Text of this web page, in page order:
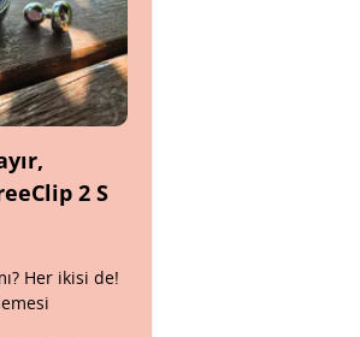
2 S
Her ikisi de!